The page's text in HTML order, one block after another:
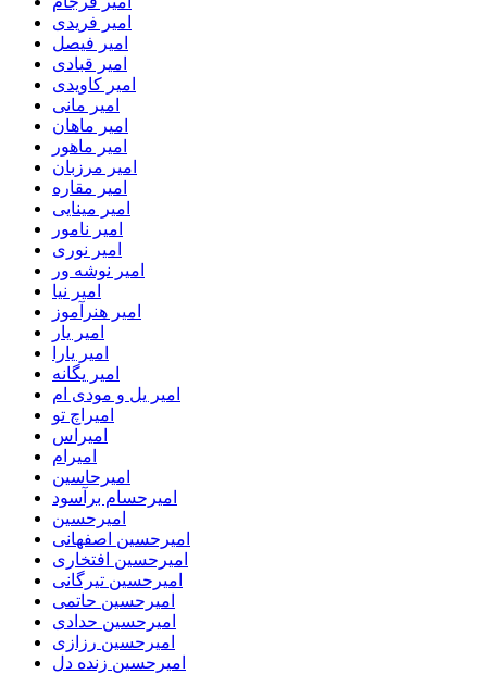
امیر فریدی
امیر فیصل
امیر قبادی
امیر کاویدی
امیر مانی
امیر ماهان
امیر ماهور
امیر مرزبان
امیر مقاره
امیر مینایی
امیر نامور
امیر نوری
امیر نوشه ور
امیر نیا
امیر هنرآموز
امیر یار
امیر یارا
امیر یگانه
امیر یل و مودی ام
امیراچ تو
امیراس
امیرام
امیرحاسین
امیرحسام برآسود
امیرحسین
امیرحسین اصفهانی
امیرحسین افتخاری
امیرحسین تیرگانی
امیرحسین حاتمی
امیرحسین حدادی
امیرحسین رزازی
امیرحسین زنده دل